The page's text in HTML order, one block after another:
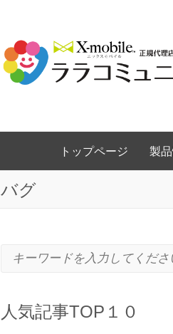
トップページ 製
バグ
キーワードを入力してください
人気記事TOP１０